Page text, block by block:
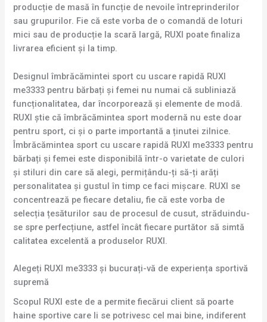
producție de masă în funcție de nevoile întreprinderilor
sau grupurilor. Fie că este vorba de o comandă de loturi
mici sau de producție la scară largă, RUXI poate finaliza
livrarea eficient și la timp.
Designul îmbrăcămintei sport cu uscare rapidă RUXI
me3333 pentru bărbați și femei nu numai că subliniază
funcționalitatea, dar încorporează și elemente de modă.
RUXI știe că îmbrăcămintea sport modernă nu este doar
pentru sport, ci și o parte importantă a ținutei zilnice.
Îmbrăcămintea sport cu uscare rapidă RUXI me3333 pentru
bărbați și femei este disponibilă într-o varietate de culori
și stiluri din care să alegi, permițându-ți să-ți arăți
personalitatea și gustul în timp ce faci mișcare. RUXI se
concentrează pe fiecare detaliu, fie că este vorba de
selecția țesăturilor sau de procesul de cusut, străduindu-
se spre perfecțiune, astfel încât fiecare purtător să simtă
calitatea excelentă a produselor RUXI.
Alegeți RUXI me3333 și bucurați-vă de experiența sportivă
supremă
Scopul RUXI este de a permite fiecărui client să poarte
haine sportive care li se potrivesc cel mai bine, indiferent